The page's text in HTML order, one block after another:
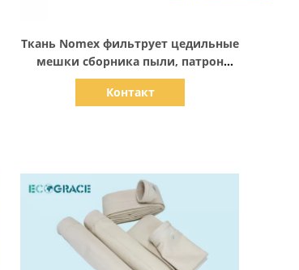
Ткань Nomex фильтрует цедильные
мешки сборника пыли, патрон
фильтра завода асфальта
Контакт